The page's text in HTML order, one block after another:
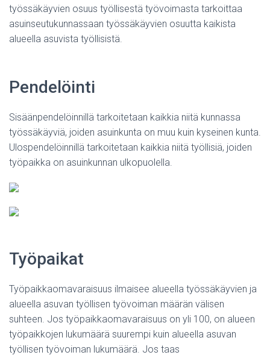
työssäkäyvien osuus työllisestä työvoimasta tarkoittaa
asuinseutukunnassaan työssäkäyvien osuutta kaikista
alueella asuvista työllisistä.
Pendelöinti
Sisäänpendelöinnillä tarkoitetaan kaikkia niitä kunnassa
työssäkäyviä, joiden asuinkunta on muu kuin kyseinen kunta.
Ulospendelöinnillä tarkoitetaan kaikkia niitä työllisiä, joiden
työpaikka on asuinkunnan ulkopuolella.
Työpaikat
Työpaikkaomavaraisuus ilmaisee alueella työssäkäyvien ja
alueella asuvan työllisen työvoiman määrän välisen
suhteen. Jos työpaikkaomavaraisuus on yli 100, on alueen
työpaikkojen lukumäärä suurempi kuin alueella asuvan
työllisen työvoiman lukumäärä. Jos taas